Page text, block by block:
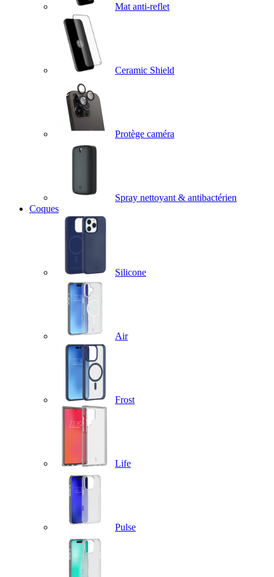
Mat anti-reflet
Ceramic Shield
Protège caméra
Spray nettoyant & antibactérien
Coques
Silicone
Air
Frost
Life
Pulse